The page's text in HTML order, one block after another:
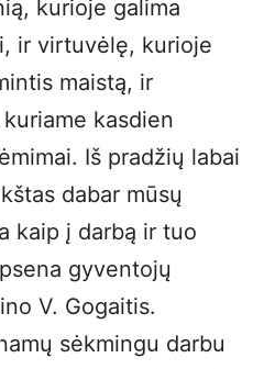
kurioje galima
ir virtuvėlę, kurioje
maistą, ir
kasdien
Iš pradžių labai
dabar mūsų
kaip į darbą ir tuo
gyventojų
V. Gogaitis.
sėkmingu darbu